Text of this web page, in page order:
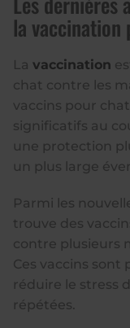
la vaccination
La vaccination
chat contre les
vaccins pour
significatifs au
une protection
un plus large
Parmi les
trouve des
contre plusieurs
Ces vaccins
réduire le stress
répétées.